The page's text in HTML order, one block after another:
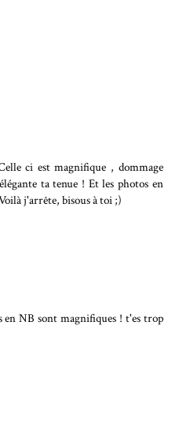
ci est magnifique , dommage
ta tenue ! Et les photos en
j'arrête, bisous à toi ;)
en NB sont magnifiques ! t'es trop